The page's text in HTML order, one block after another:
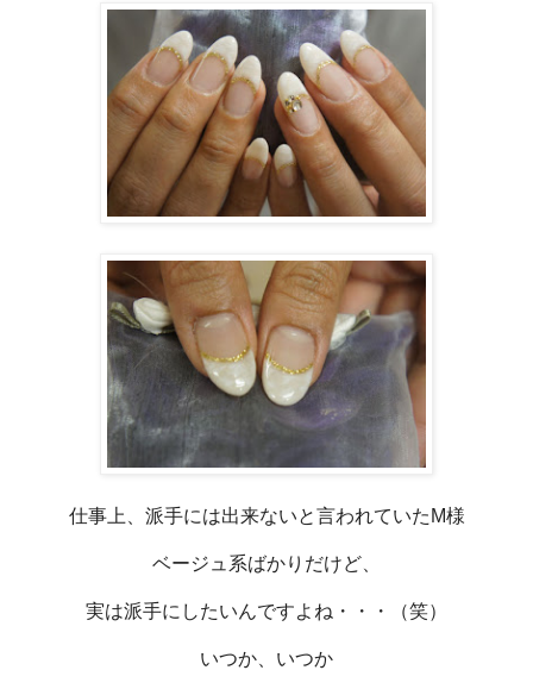
仕事上、派手には出来ないと言われていたM様
ベージュ系ばかりだけど、
実は派手にしたいんですよね・・・（笑）
いつか、いつか